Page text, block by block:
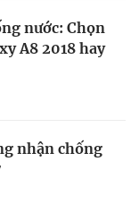
nước: Chọn
A8 2018 hay
nhận chống